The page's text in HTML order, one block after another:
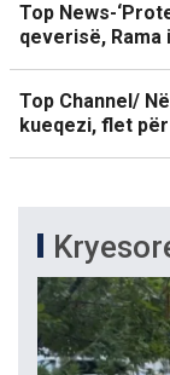
Top News-
qeverisë,
Top Channel/
kueqezi, flet